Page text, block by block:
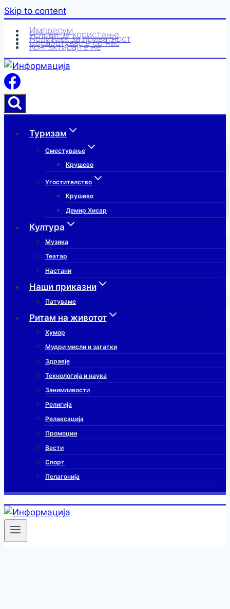
Skip to content
Импресум
Услови за користење
Политика за приватност
Соработувајте со нас
Контактирајте нè
Туризам
Сместување
Крушево
Угостителство
Крушево
Демир Хисар
Култура
Музика
Театар
Настани
Наши приказни
Патуваме
Ритам на животот
Хумор
Мудри мисли и загатки
Здравје
Технологија и наука
Занимливости
Религија
Релаксација
Промоции
Вести
Спорт
Пелагонија